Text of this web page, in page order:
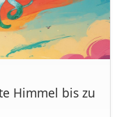
Himmel bis zu